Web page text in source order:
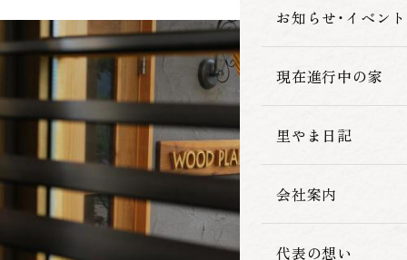
素材へのこだわ
暮らしの性能
お知らせ・イベント
現在進行中の家
里やま日記
会社案内
代表の想い